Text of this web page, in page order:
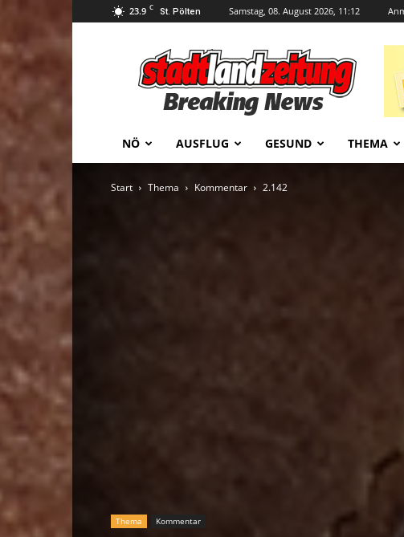
23.9 C St. Pölten Samstag, 08. August 2026, 11:12
stadtlandzeitung
NÖ AUSFLUG GESUND THEMA
Start Thema Kommentar 2.142
Thema Kommentar